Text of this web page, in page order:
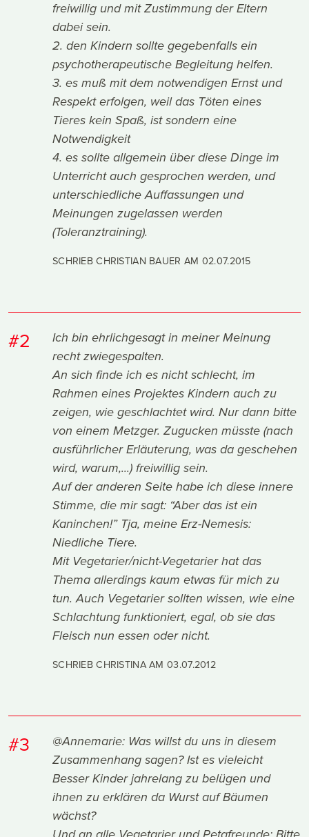
freiwillig und mit Zustimmung der Eltern
dabei sein.
2. den Kindern sollte gegebenfalls ein
psychotherapeutische Begleitung helfen.
3. es muß mit dem notwendigen Ernst und
Respekt erfolgen, weil das Töten eines
Tieres kein Spaß, ist sondern eine
Notwendigkeit
4. es sollte allgemein über diese Dinge im
Unterricht auch gesprochen werden, und
unterschiedliche Auffassungen und
Meinungen zugelassen werden
(Toleranztraining).
SCHRIEB CHRISTIAN BAUER AM 02.07.2015
#2
Ich bin ehrlichgesagt in meiner Meinung
recht zwiegespalten.
An sich finde ich es nicht schlecht, im
Rahmen eines Projektes Kindern auch zu
zeigen, wie geschlachtet wird. Nur dann bitte
von einem Metzger. Zugucken müsste (nach
ausführlicher Erläuterung, was da geschehen
wird, warum,...) freiwillig sein.
Auf der anderen Seite habe ich diese innere
Stimme, die mir sagt: “Aber das ist ein
Kaninchen!” Tja, meine Erz-Nemesis:
Niedliche Tiere.
Mit Vegetarier/nicht-Vegetarier hat das
Thema allerdings kaum etwas für mich zu
tun. Auch Vegetarier sollten wissen, wie eine
Schlachtung funktioniert, egal, ob sie das
Fleisch nun essen oder nicht.
SCHRIEB CHRISTINA AM03.07.2012
#3
@Annemarie: Was willst du uns in diesem
Zusammenhang sagen? Ist es vieleicht
Besser Kinder jahrelang zu belügen und
ihnen zu erklären da Wurst auf Bäumen
wächst?